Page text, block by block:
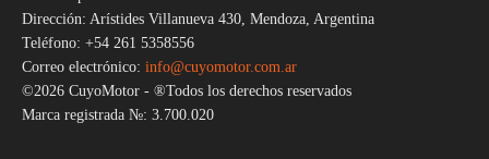
Dirección: Arístides Villanueva 430, Mendoza, Argentina
Teléfono: +54 261 5358556
Correo electrónico: info@cuyomotor.com.ar
©2026 CuyoMotor - ®Todos los derechos reservados
Marca registrada №: 3.700.020